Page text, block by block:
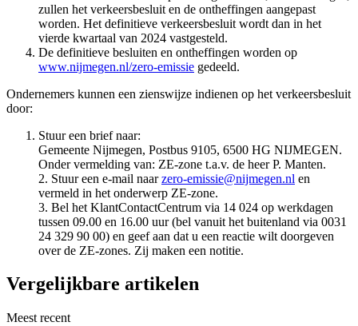
zullen het verkeersbesluit en de ontheffingen aangepast
worden. Het definitieve verkeersbesluit wordt dan in het
vierde kwartaal van 2024 vastgesteld.
De definitieve besluiten en ontheffingen worden op
www.nijmegen.nl/zero-emissie gedeeld.
Ondernemers kunnen een zienswijze indienen op het verkeersbesluit
door:
Stuur een brief naar:
Gemeente Nijmegen, Postbus 9105, 6500 HG NIJMEGEN.
Onder vermelding van: ZE-zone t.a.v. de heer P. Manten.
2. Stuur een e-mail naarzero-emissie@nijmegen.nl en
vermeld in het onderwerp ZE-zone.
3. Bel het KlantContactCentrum via 14 024 op werkdagen
tussen 09.00 en 16.00 uur (bel vanuit het buitenland via 0031
24 329 90 00) en geef aan dat u een reactie wilt doorgeven
over de ZE-zones. Zij maken een notitie.
Vergelijkbare artikelen
Meest recent